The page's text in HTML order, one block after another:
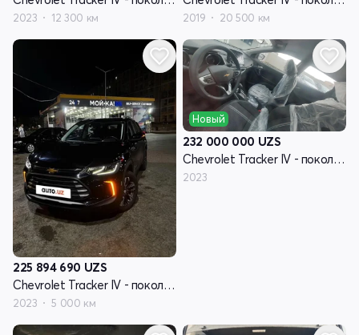
2023 12 300 км 2019 20 500 км
225 894 690 UZS
Chevrolet Tracker IV - поколение
2023 5 000 км
Новый
232 000 000 UZS
Chevrolet Tracker IV - поколение
2023